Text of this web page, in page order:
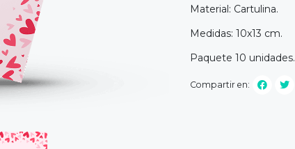
Material: Cartulina.
Medidas: 10x13 cm.
Paquete 10 unidades.
Compartir en: